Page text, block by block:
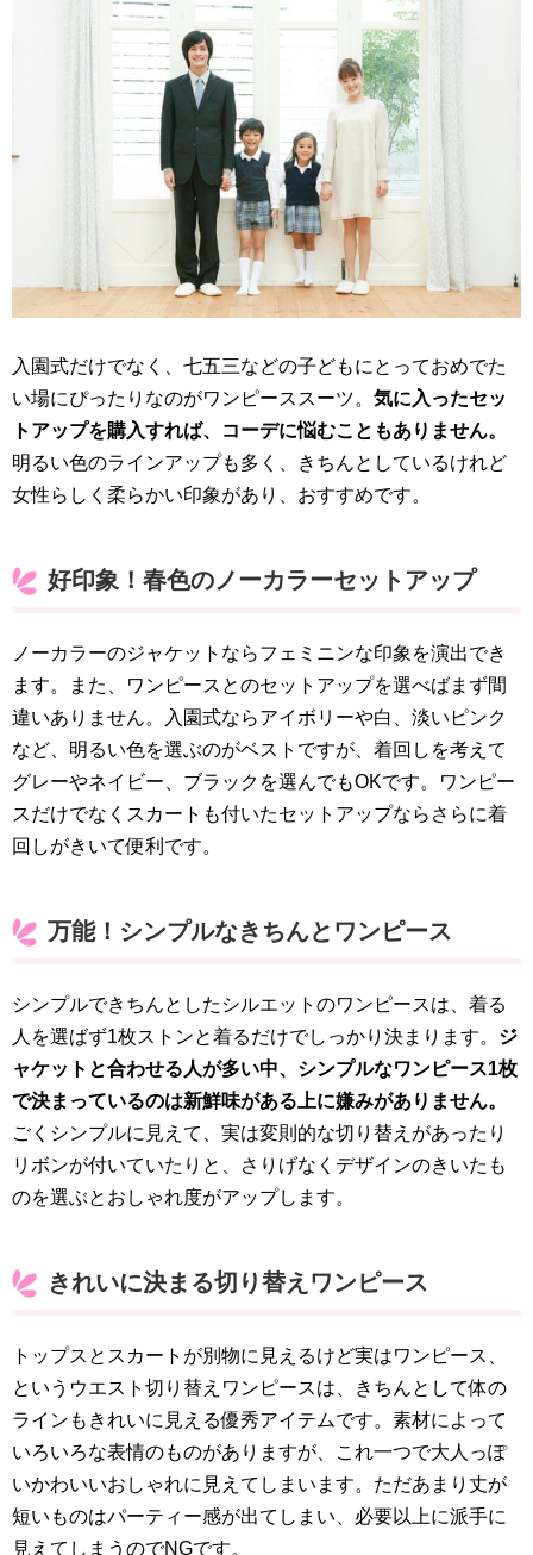
入園式だけでなく、七五三などの子どもにとっておめでた
い場にぴったりなのがワンピーススーツ。 気に入ったセッ
トアップを購入すれば、コーデに悩むこともありません。
明るい色のラインアップも多く、きちんとしているけれど
女性らしく柔らかい印象があり、おすすめです。
好印象！春色のノーカラーセットアップ
ノーカラーのジャケットならフェミニンな印象を演出でき
ます。また、ワンピースとのセットアップを選べばまず間
違いありません。入園式ならアイボリーや白、淡いピンク
など、明るい色を選ぶのがベストですが、着回しを考えて
グレーやネイビー、ブラックを選んでもOKです。ワンピー
スだけでなくスカートも付いたセットアップならさらに着
回しがきいて便利です。
万能！シンプルなきちんとワンピース
シンプルできちんとしたシルエットのワンピースは、着る
人を選ばず1枚ストンと着るだけでしっかり決まります。 ジ
ャケットと合わせる人が多い中、シンプルなワンピース1枚
で決まっているのは新鮮味がある上に嫌みがありません。
ごくシンプルに見えて、実は変則的な切り替えがあったり
リボンが付いていたりと、さりげなくデザインのきいたも
のを選ぶとおしゃれ度がアップします。
きれいに決まる切り替えワンピース
トップスとスカートが別物に見えるけど実はワンピース、
というウエスト切り替えワンピースは、きちんとして体の
ラインもきれいに見える優秀アイテムです。素材によって
いろいろな表情のものがありますが、これ一つで大人っぽ
いかわいいおしゃれに見えてしまいます。ただあまり丈が
短いものはパーティー感が出てしまい、必要以上に派手に
見えてしまうのでNGです。